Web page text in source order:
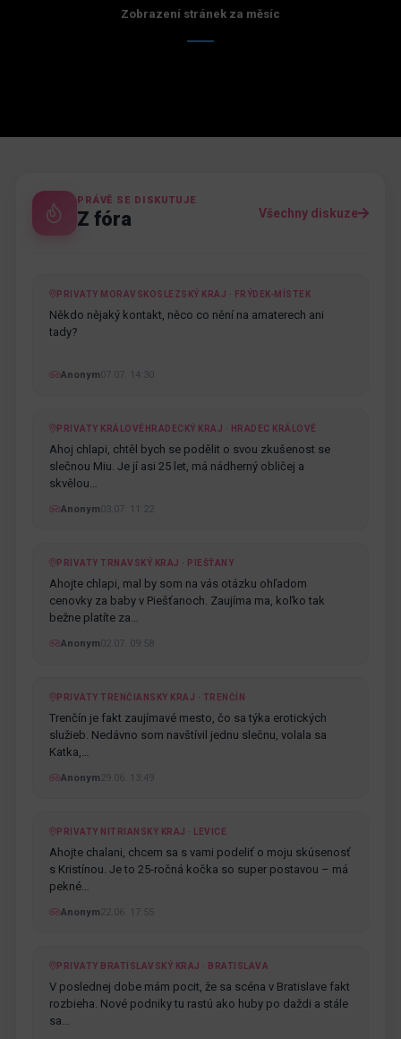
Zobrazení stránek za měsíc
PRÁVĚ SE DISKUTUJE
Z fóra Všechny diskuze
PRIVATY MORAVSKOSLEZSKÝ KRAJ · FRÝDEK-MÍSTEK
Někdo nějaký kontakt, něco co nění na amaterech ani
tady?
Anonym07.07. 14:30
PRIVATY KRÁLOVÉHRADECKÝ KRAJ · HRADEC KRÁLOVÉ
Ahoj chlapi, chtěl bych se podělit o svou zkušenost se
slečnou Miu. Je jí asi 25 let, má nádherný obličej a
skvělou…
Anonym03.07. 11:22
PRIVATY TRNAVSKÝ KRAJ · PIEŠŤANY
Ahojte chlapi, mal by som na vás otázku ohľadom
cenovky za baby v Piešťanoch. Zaujíma ma, koľko tak
bežne platíte za…
Anonym02.07. 09:58
PRIVATY TRENČIANSKY KRAJ · TRENČÍN
Trenčín je fakt zaujímavé mesto, čo sa týka erotických
služieb. Nedávno som navštívil jednu slečnu, volala sa
Katka,…
Anonym29.06. 13:49
PRIVATY NITRIANSKY KRAJ · LEVICE
Ahojte chalani, chcem sa s vami podeliť o moju skúsenosť
s Kristínou. Je to 25-ročná kočka so super postavou – má
pekné…
Anonym22.06. 17:55
PRIVATY BRATISLAVSKÝ KRAJ · BRATISLAVA
V poslednej dobe mám pocit, že sa scéna v Bratislave fakt
rozbieha. Nové podniky tu rastú ako huby po daždi a stále
sa…